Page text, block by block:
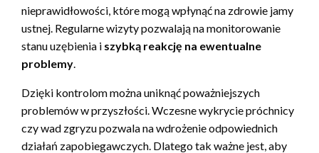
nieprawidłowości, które mogą wpłynąć na zdrowie jamy
ustnej. Regularne wizyty pozwalają na monitorowanie
stanu uzębienia i szybką reakcję na ewentualne
problemy
Dzięki kontrolom można uniknąć poważniejszych
problemów w przyszłości. Wczesne wykrycie próchnicy
czy wad zgryzu pozwala na wdrożenie odpowiednich
działań zapobiegawczych. Dlatego tak ważne jest, aby